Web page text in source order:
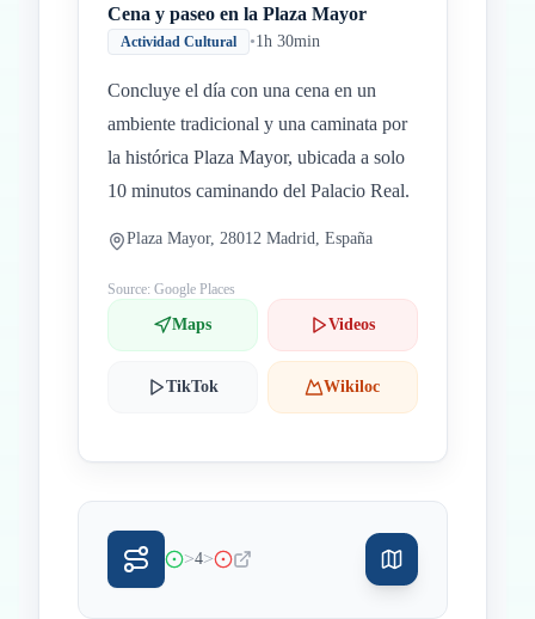
Cena y paseo en la Plaza Mayor
Actividad Cultural •1h 30min
Concluye el día con una cena en un
ambiente tradicional y una caminata por
la histórica Plaza Mayor, ubicada a solo
10 minutos caminando del Palacio Real.
Plaza Mayor, 28012 Madrid, España
Source: Google Places
Maps Videos
TikTok Wikiloc
>4>